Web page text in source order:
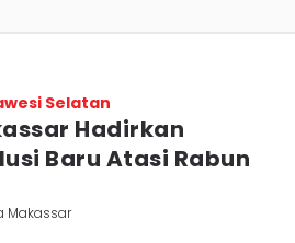
Selatan
Hadirkan
Baru Atasi Rabun
Makassar